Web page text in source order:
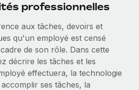
professionnelles
aux tâches, devoirs et
qu'un employé est censé
de son rôle. Dans cette
décrire les tâches et les
effectuera, la technologie
ses tâches, la